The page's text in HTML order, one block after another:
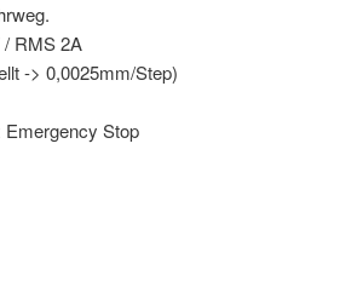
/ RMS 2A
-> 0,0025mm/Step)
Stop